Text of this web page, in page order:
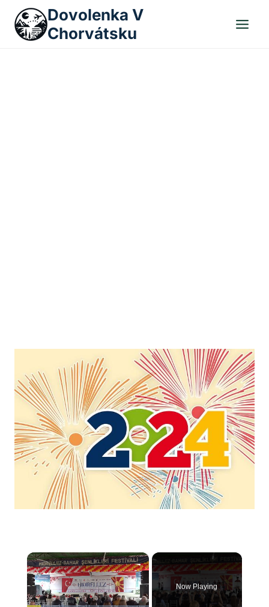
content
Dovolenka V
Chorvátsku
×
Now Playing